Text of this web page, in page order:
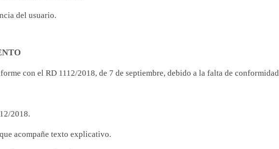
del usuario.
con el RD 1112/2018, de 7 de septiembre, debido a la falta de
2018.
acompañe texto explicativo.